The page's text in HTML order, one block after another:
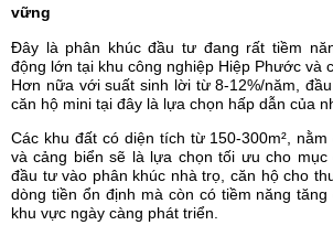
vững
Đây là phân khúc đầu tư đang rất tiềm
động lớn tại khu công nghiệp Hiệp Phước và
Hơn nữa với suất sinh lời từ 8-12%/năm,
căn hộ mini tại đây là lựa chọn hấp dẫn của
Các khu đất có diện tích từ 150-300m²,
và cảng biển sẽ là lựa chọn tối ưu cho mục
đầu tư vào phân khúc nhà trọ, căn hộ cho
dòng tiền ổn định mà còn có tiềm năng
khu vực ngày càng phát triển.